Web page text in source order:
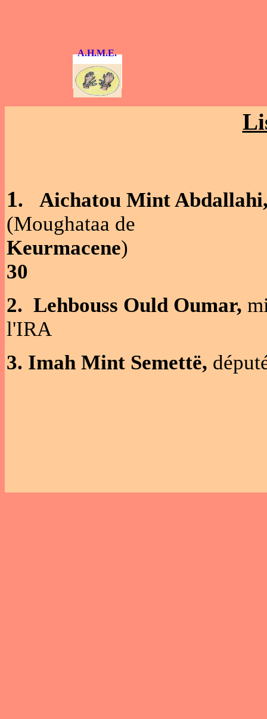
A.H.M.E.
1. Aichatou Mint
(Moughataa de
Keurmacene)
30
2. Lehbouss Ould Oumar,
3. Imah Mint Semettë,